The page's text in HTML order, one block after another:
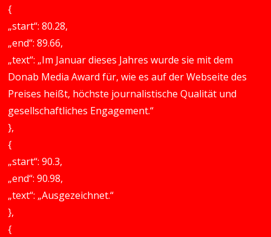
{
„start“: 80.28,
„end“: 89.66,
„text“: „Im Januar dieses Jahres wurde sie mit dem
Donab Media Award für, wie es auf der Webseite des
Preises heißt, höchste journalistische Qualität und
gesellschaftliches Engagement.“
},
{
„start“: 90.3,
„end“: 90.98,
„text“: „Ausgezeichnet.“
},
{